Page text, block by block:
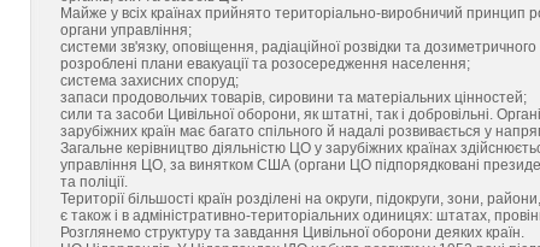
Майже у всіх країнах прийнято територіально-виробничий принцип
органи управління;
системи зв'язку, оповіщення, радіаційної розвідки та
розроблені плани евакуації та розосередження населення;
система захисних споруд;
запаси продовольчих товарів, сировини та матеріальних цінностей;
сили та засоби Цивільної оборони, як штатні, так і добровільні.
зарубіжних країн має багато спільного й надалі розвивається у
Загальне керівництво діяльністю ЦО у зарубіжних країнах
управління ЦО, за винятком США (органи ЦО підпорядковані
та поліції.
Території більшості країн розділені на округи, підокруги, зони,
є також і в адміністративно-територіальних одиницях: штатах,
Розглянемо структуру та завдання Цивільної оборони деяких країн.